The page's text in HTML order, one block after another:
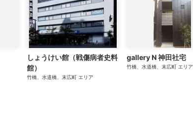
しょうけい館（戦傷病者史料
館）
竹橋、水道橋、末広町 エリア
gallery N 神田社宅
竹橋、水道橋、末広町 エリア